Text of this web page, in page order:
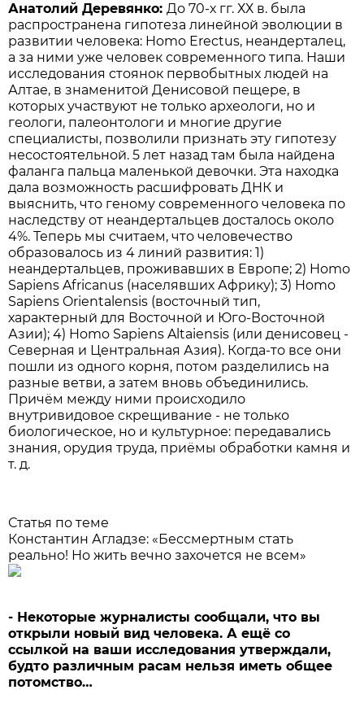
Анатолий Деревянко:До 70-х гг. ХХ в. была
распространена гипотеза линейной эволюции в
развитии человека: Homo Erectus, неандерталец,
а за ними уже человек современного типа. Наши
исследования стоянок первобытных людей на
Алтае, в знаменитой Денисовой пещере, в
которых участвуют не только археологи, но и
геологи, палеонтологи и многие другие
специалисты, позволили признать эту гипотезу
несостоятельной. 5 лет назад там была найдена
фаланга пальца маленькой девочки. Эта находка
дала возможность расшифровать ДНК и
выяснить, что геному современного человека по
наследству от неандертальцев досталось около
4%. Теперь мы считаем, что человечество
образовалось из 4 линий развития: 1)
неандертальцев, проживавших в Европе; 2) Homo
Sapiens Africanus (населявших Африку); 3) Homo
Sapiens Orientalensis (восточный тип,
характерный для Восточной и Юго-Восточной
Азии); 4) Homo Sapiens Altaiensis (или денисовец -
Северная и Центральная Азия). Когда-то все они
пошли из одного корня, потом разделились на
разные ветви, а затем вновь объединились.
Причём между ними происходило
внутривидовое скрещивание - не только
биологическое, но и культурное: передавались
знания, орудия труда, приёмы обработки камня и
т. д.
Статья по теме
Константин Агладзе: «Бессмертным стать
реально! Но жить вечно захочется не всем»
- Некоторые журналисты сообщали, что вы
открыли новый вид человека. А ещё со
ссылкой на ваши исследования утверждали,
будто различным расам нельзя иметь общее
потомство…